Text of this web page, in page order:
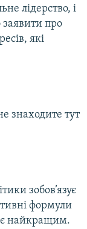
лідерство, і
про
які
знаходите тут
зобов’язує
формули
є найкращим.